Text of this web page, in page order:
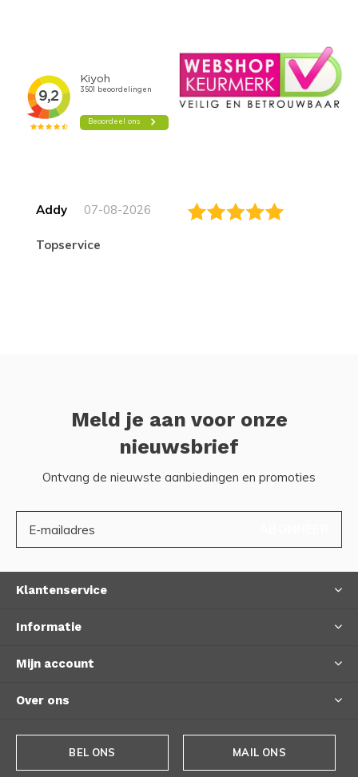
Addy 07-08-2026
topservice
Meld je aan voor onze
nieuwsbrief
Ontvang de nieuwste aanbiedingen en promoties
Klantenservice
Informatie
Mijn account
Over ons
BEL ONS MAIL ONS